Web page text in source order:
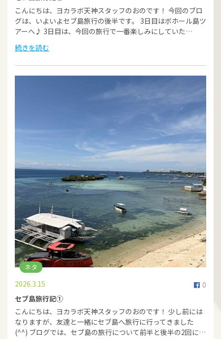
こんにちは、ヨカラボ天神スタッフのおのです！ 今回のブロ
グは、いよいよセブ島旅行の後半です。 3日目はボホール島ツ
アーへ♪ 3日目は、今回の旅行で一番楽しみにしていた…
続きを読む
ネタ
0
2026.3.15
セブ島旅行記①
こんにちは、ヨカラボ天神スタッフのおのです！ 少し前には
なりますが、友達と一緒にセブ島へ旅行に行ってきました
(^^) ブログでは、セブ島の旅行について前半と後半の2回に…